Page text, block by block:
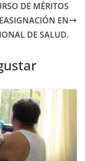
DE MÉRITOS
EN
DE SALUD.